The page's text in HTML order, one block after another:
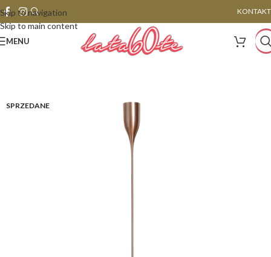
Skip to navigation
Skip to main content
KONTAKT
MENU
SPRZEDANE